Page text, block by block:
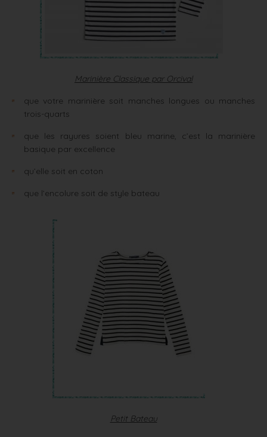
Marinière Classique par Orcival
que votre marinière soit manches longues ou manches
trois-quarts
que les rayures soient bleu marine, c’est la marinière
basique par excellence
qu’elle soit en coton
que l’encolure soit de style bateau
Petit Bateau